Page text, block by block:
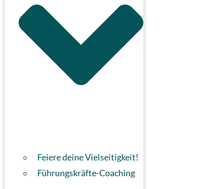
Feiere deine Vielseitigkeit!
Führungskräfte-Coaching